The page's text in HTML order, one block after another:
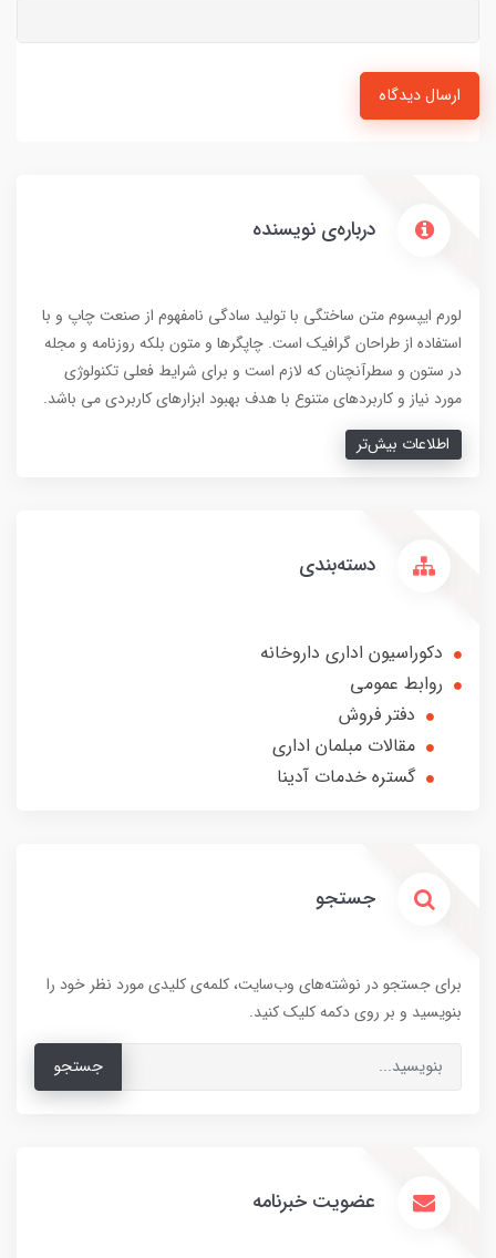
ارسال دیدگاه
درباره‌ی نویسنده
لورم ایپسوم متن ساختگی با تولید سادگی نامفهوم از صنعت چاپ و با
استفاده از طراحان گرافیک است. چاپگرها و متون بلکه روزنامه و مجله
در ستون و سطرآنچنان که لازم است و برای شرایط فعلی تکنولوژی
مورد نیاز و کاربردهای متنوع با هدف بهبود ابزارهای کاربردی می باشد.
اطلاعات بیش‌تر
دسته‌بندی
دکوراسیون اداری داروخانه
روابط عمومی
دفتر فروش
مقالات مبلمان اداری
گستره خدمات آدینا
جستجو
برای جستجو در نوشته‌های وب‌سایت، کلمه‌ی کلیدی مورد نظر خود را
بنویسید و بر روی دکمه کلیک کنید.
جستجو
عضویت خبرنامه